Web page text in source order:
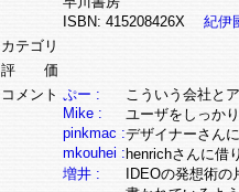
ISBN: 415208426X 紀伊
カテゴリ
評 価
コメント ぷー :
こういう会社と
Mike :
ユーザをしっか
pinkmac :デザイナーさん
mkouhei : henrichさんに借
増井 :
IDEOの発想術